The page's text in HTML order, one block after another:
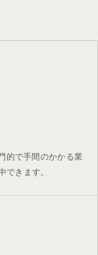
的で手間のかかる業
できます。